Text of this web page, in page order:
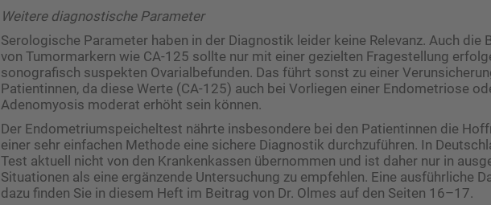
Weitere diagnostische Parameter
Serologische Parameter haben in der Diagnostik leider keine Relevanz. Auch die
von Tumormarkern wie CA-125 sollte nur mit einer gezielten Fragestellung
sonografisch suspekten Ovarialbefunden. Das führt sonst zu einer
Patientinnen, da diese Werte (CA-125) auch bei Vorliegen einer Endometriose
Adenomyosis moderat erhöht sein können.
Der Endometriumspeicheltest nährte insbesondere bei den Patientinnen die
einer sehr einfachen Methode eine sichere Diagnostik durchzuführen. In
Test aktuell nicht von den Krankenkassen übernommen und ist daher nur in
Situationen als eine ergänzende Untersuchung zu empfehlen. Eine ausführliche
dazu finden Sie in diesem Heft im Beitrag von Dr. Olmes auf den Seiten 16–17.